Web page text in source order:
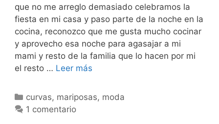
que no me arreglo demasiado celebramos la
fiesta en mi casa y paso parte de la noche en la
cocina, reconozco que me gusta mucho cocinar
y aprovecho esa noche para agasajar a mi
mami y resto de la familia que lo hacen por mi
el resto … Leer más
Categorías
curvas, mariposas, moda
1 comentario